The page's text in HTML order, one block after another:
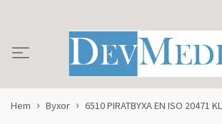
Hem Byxor 6510 PIRATBYXA EN ISO 20471